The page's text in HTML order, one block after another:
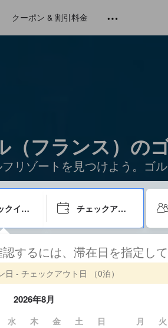
クーポン & 割引料金
フランス）の
リゾートを見つけよう。ゴ
チェックイン日 チェックアウト日
するには、滞在日を指定し
日 - チェックアウト日 （0泊）
2026年8月
水 木 金 土
日
月 火